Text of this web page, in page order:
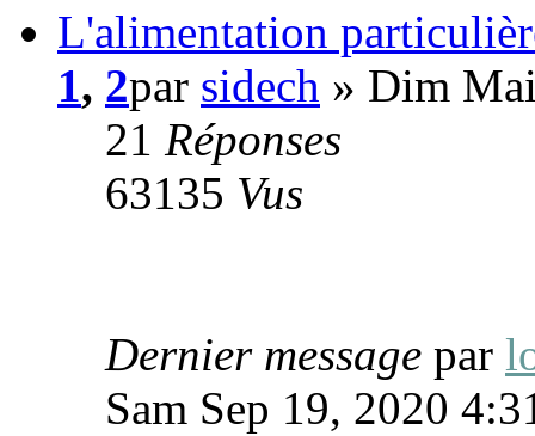
L'alimentation
1, 2par sidech » Dim
21 Réponses
63135 Vus
Dernier message par
Sam Sep 19, 2020